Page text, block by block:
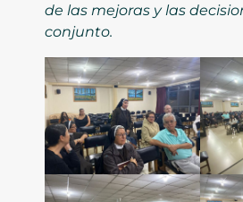
de las mejoras y las
conjunto.